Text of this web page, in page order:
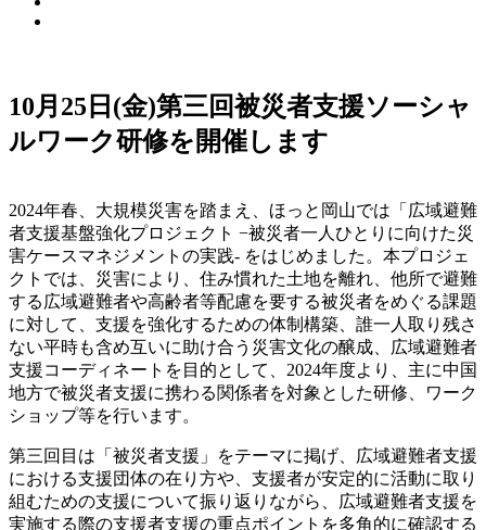
10月25日(金)第三回被災者支援ソーシャ
ルワーク研修を開催します
2024年春、大規模災害を踏まえ、ほっと岡山では「広域避難
者支援基盤強化プロジェクト −被災者一人ひとりに向けた災
害ケースマネジメントの実践- をはじめました。本プロジェ
クトでは、災害により、住み慣れた土地を離れ、他所で避難
する広域避難者や高齢者等配慮を要する被災者をめぐる課題
に対して、支援を強化するための体制構築、誰一人取り残さ
ない平時も含め互いに助け合う災害文化の醸成、広域避難者
支援コーディネートを目的として、2024年度より、主に中国
地方で被災者支援に携わる関係者を対象とした研修、ワーク
ショップ等を行います。
第三回目は「被災者支援」をテーマに掲げ、広域避難者支援
における支援団体の在り方や、支援者が安定的に活動に取り
組むための支援について振り返りながら、広域避難者支援を
実施する際の支援者支援の重点ポイントを多角的に確認する